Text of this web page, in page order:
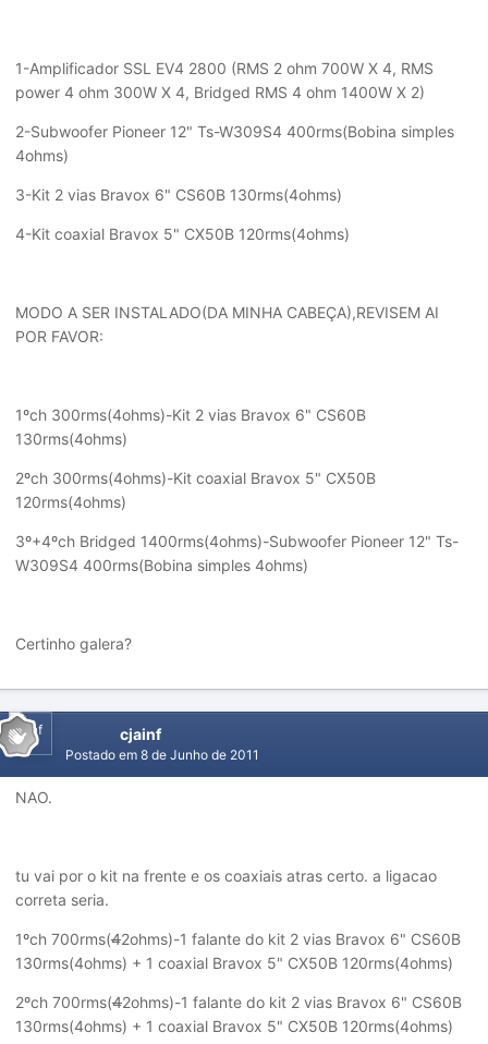
1-Amplificador SSL EV4 2800 (RMS 2 ohm 700W X 4, RMS
power 4 ohm 300W X 4, Bridged RMS 4 ohm 1400W X 2)
2-Subwoofer Pioneer 12" Ts-W309S4 400rms(Bobina simples
4ohms)
3-Kit 2 vias Bravox 6" CS60B 130rms(4ohms)
4-Kit coaxial Bravox 5" CX50B 120rms(4ohms)
MODO A SER INSTALADO(DA MINHA CABEÇA),REVISEM AI
POR FAVOR:
1ºch 300rms(4ohms)-Kit 2 vias Bravox 6" CS60B
130rms(4ohms)
2ºch 300rms(4ohms)-Kit coaxial Bravox 5" CX50B
120rms(4ohms)
3º+4ºch Bridged 1400rms(4ohms)-Subwoofer Pioneer 12" Ts-
W309S4 400rms(Bobina simples 4ohms)
Certinho galera?
cjainf
Postado em 8 de Junho de 2011
NAO.
tu vai por o kit na frente e os coaxiais atras certo. a ligacao
correta seria.
1ºch 700rms(42ohms)-1 falante do kit 2 vias Bravox 6" CS60B
130rms(4ohms) + 1 coaxial Bravox 5" CX50B 120rms(4ohms)
2ºch 700rms(42ohms)-1 falante do kit 2 vias Bravox 6" CS60B
130rms(4ohms) + 1 coaxial Bravox 5" CX50B 120rms(4ohms)